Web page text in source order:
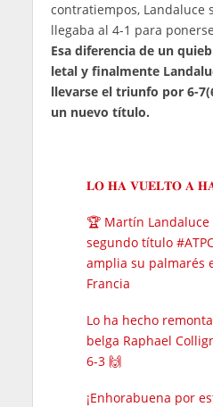
contratiempos, Landaluce
llegaba al 4-1 para
Esa diferencia de un
letal y finalmente
llevarse el triunfo por 6-
un nuevo título.
𝐋𝐎 𝐇𝐀 𝐕𝐔𝐄𝐋𝐓𝐎 𝐀
🏆 Martín Landaluce
segundo título
amplia su palmarés
Francia
Lo ha hecho
belga Raphael
6-3 🙌
¡Enhorabuena por